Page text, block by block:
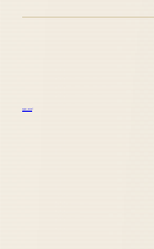
курс excel